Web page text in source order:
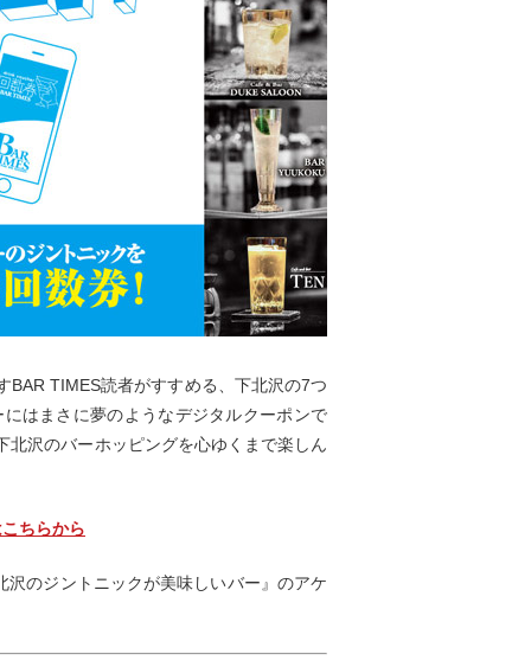
BAR TIMES読者がすすめる、下北沢の7つ
はまさに夢のようなデジタルクーポンで
沢のバーホッピングを心ゆくまで楽しん
ちらから
のジントニックが美味しいバー』のアケ